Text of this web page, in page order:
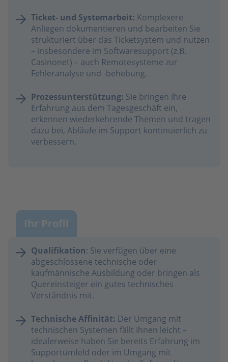
Ticket- und Systemarbeit: Komplexere
Anliegen dokumentieren und bearbeiten Sie
strukturiert über das Ticketsystem und nutzen
– insbesondere im Softwaresupport (z.B.
Casinonet) – auch Remotesysteme zur
Fehleranalyse und -behebung.
Prozessunterstützung: Sie bringen Ihre
Erfahrung aus dem Tagesgeschäft ein,
erkennen wiederkehrende Themen und tragen
dazu bei, Abläufe im Support kontinuierlich zu
verbessern.
Ihr Profil
Qualifikation: Sie verfügen über eine
abgeschlossene technische oder
kaufmännische Ausbildung oder bringen als
Quereinsteiger ein gutes technisches
Verständnis mit.
Technische Affinität: Der Umgang mit
technischen Systemen fällt Ihnen leicht –
idealerweise haben Sie bereits Erfahrung im
Supportumfeld oder im Umgang mit